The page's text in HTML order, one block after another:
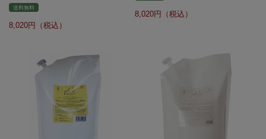
送料無料
8,020
8,020